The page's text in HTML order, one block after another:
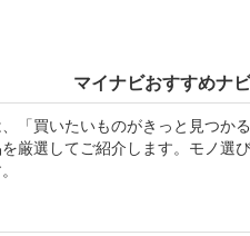
マイナビおすすめナ
「買いたいものがきっと見つか
厳選してご紹介します。モノ選